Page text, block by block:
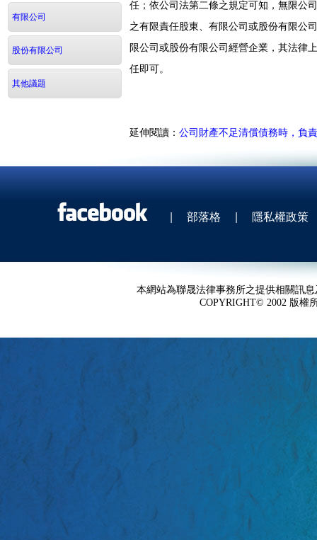
有限公司
股份有限公司
其他議題
任；依公司法第二條之規定可知，無限公
之有限責任股東、有限公司或股份有限公
限公司或股份有限公司經營企業，其法律
任即可。
延伸閱讀： 公司財產不足清償債務時，負
| 部落格 | 隱私權政策
本網站為聯晟法律事務所之提供相關訊
COPYRIGHT© 2002 版權